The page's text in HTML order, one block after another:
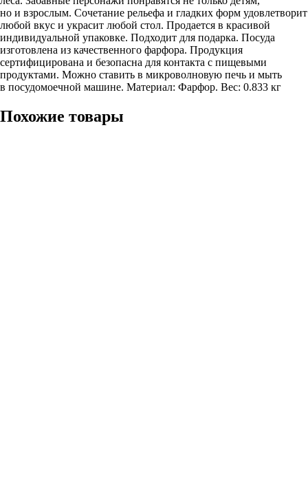
но и взрослым. Сочетание рельефа и гладких форм удовлетворит
любой вкус и украсит любой стол. Продается в красивой
индивидуальной упаковке. Подходит для подарка. Посуда
изготовлена из качественного фарфора. Продукция
сертифицирована и безопасна для контакта с пищевыми
продуктами. Можно ставить в микроволновую печь и мыть
в посудомоечной машине. Материал: Фарфор. Вес: 0.833 кг
Похожие товары